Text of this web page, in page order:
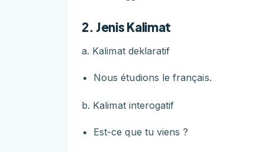
2. Jenis Kalimat
a. Kalimat deklaratif
Nous étudions le français.
b. Kalimat interogatif
Est-ce que tu viens ?